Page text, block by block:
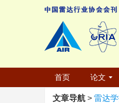
首页 论文
文章导航 > 雷达